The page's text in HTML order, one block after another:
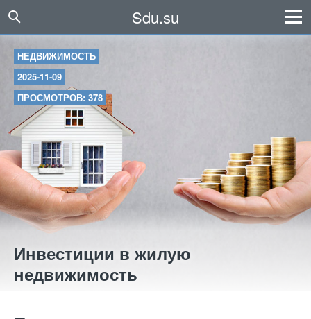
Sdu.su
НЕДВИЖИМОСТЬ
2025-11-09
ПРОСМОТРОВ: 378
Инвестиции в жилую
недвижимость